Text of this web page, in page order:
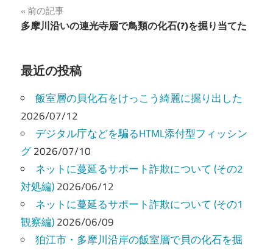
投
稿
ナ
ビ
ゲ
ー
シ
ョ
ン
前の記事
多摩川沿いの連光寺層で鳥類の化石(?)を掘り当てた
最近の投稿
飯室層の貝化石をけっこう綺麗に掘り出した
2026/07/12
デジタル庁などを騙るHTML添付型フィッシン
グ2026/07/10
ネットに蔓延るサポート詐欺について (その2
対処編)2026/06/12
ネットに蔓延るサポート詐欺について (その1
観察編)2026/06/09
狛江市・多摩川沿岸の飯室層で貝の化石を掘